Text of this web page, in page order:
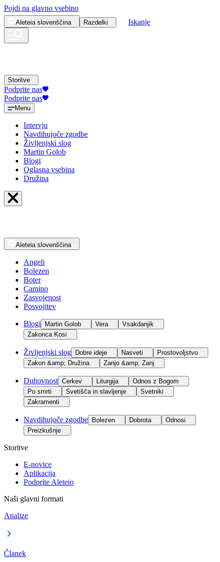
Pojdi na glavno vsebino
Aleteia slovenščina Razdelki Iskanje
Storitve
Podprite nas
Podprite nas
Menu
Intervju
Navdihujoče zgodbe
Življenjski slog
Martin Golob
Blogi
Oglasna vsebina
Družina
Aleteia slovenščina
Angeli
Bolezen
Boter
Camino
Zasvojenost
Posvojitev
Blogi Martin Golob Vera
Vsakdanjik
Zakonca Kosi
Življenjski slog Dobre ideje Nasveti
Prostovoljstvo
Zakon &amp; Družina
Zanjo &amp; Zanj
Duhovnost Cerkev Liturgija
Odnos z Bogom
Po smrti
Svetišča in slavljenje
Svetniki
Zakramenti
Navdihujoče zgodbe Bolezen Dobrota
Odnosi
Preizkušnje
Storitve
E-novice
Aplikacija
Podprite Aleteio
Naši glavni formati
Analize
Članek